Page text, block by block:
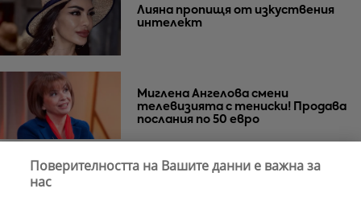
Лияна пропищя от изкуствения
интелект
Миглена Ангелова смени
телевизията с тениски! Продава
послания по 50 евро
Поверителността на Вашите данни е важна за
нас